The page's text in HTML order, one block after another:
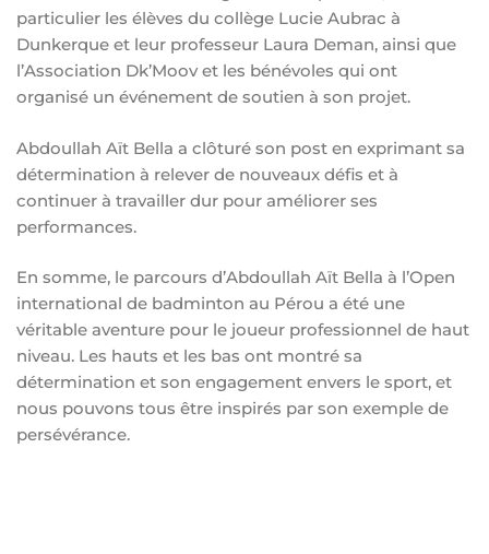
particulier les élèves du collège Lucie Aubrac à
Dunkerque et leur professeur Laura Deman, ainsi que
l’Association Dk’Moov et les bénévoles qui ont
organisé un événement de soutien à son projet.
Abdoullah Aït Bella a clôturé son post en exprimant sa
détermination à relever de nouveaux défis et à
continuer à travailler dur pour améliorer ses
performances.
En somme, le parcours d’Abdoullah Aït Bella à l’Open
international de badminton au Pérou a été une
véritable aventure pour le joueur professionnel de haut
niveau. Les hauts et les bas ont montré sa
détermination et son engagement envers le sport, et
nous pouvons tous être inspirés par son exemple de
persévérance.